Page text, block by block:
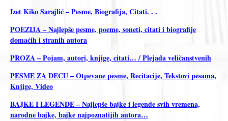
Izet Kiko Sarajlić – Pesme, Biografija, Citati. . .
POEZIJA – Najlepše pesme, poeme, soneti, citati i biografije
domaćih i stranih autora
PROZA – Pojam, autori, knjige, citati… / Plejada veličanstvenih
PESME ZA DECU – Otpevane pesme, Recitacije, Tekstovi pesama,
Knjige, Video
BAJKE I LEGENDE – Najlepše bajke i legende svih vremena,
narodne bajke, bajke najpoznatijih autora…